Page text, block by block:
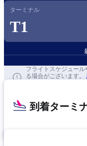
ターミナル
T1
フライトスケジュー
る場合がございます。
到着ターミ